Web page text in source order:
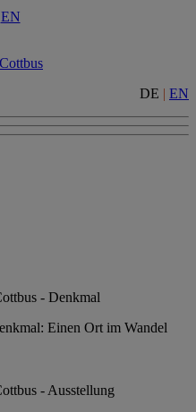
EN
DE | EN
Einen Ort im Wandel